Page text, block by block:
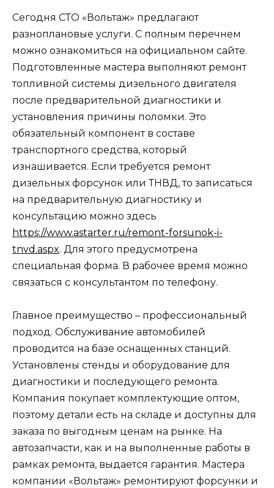
Сегодня СТО «Вольтаж» предлагают
разноплановые услуги. С полным перечнем
можно ознакомиться на официальном сайте.
Подготовленные мастера выполняют ремонт
топливной системы дизельного двигателя
после предварительной диагностики и
установления причины поломки. Это
обязательный компонент в составе
транспортного средства, который
изнашивается. Если требуется ремонт
дизельных форсунок или ТНВД, то записаться
на предварительную диагностику и
консультацию можно здесь
https://www.astarter.ru/remont-forsunok-i-
tnvd.aspx. Для этого предусмотрена
специальная форма. В рабочее время можно
связаться с консультантом по телефону.
Главное преимущество – профессиональный
подход. Обслуживание автомобилей
проводится на базе оснащенных станций.
Установлены стенды и оборудование для
диагностики и последующего ремонта.
Компания покупает комплектующие оптом,
поэтому детали есть на складе и доступны для
заказа по выгодным ценам на рынке. На
автозапчасти, как и на выполненные работы в
рамках ремонта, выдается гарантия. Мастера
компании «Вольтаж» ремонтируют форсунки и